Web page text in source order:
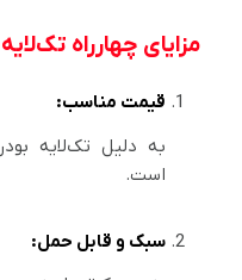
مزایای چهارراه تک‌لایه
قیمت مناسب:
به دلیل تک‌لایه
است.
سبک و قابل حمل: